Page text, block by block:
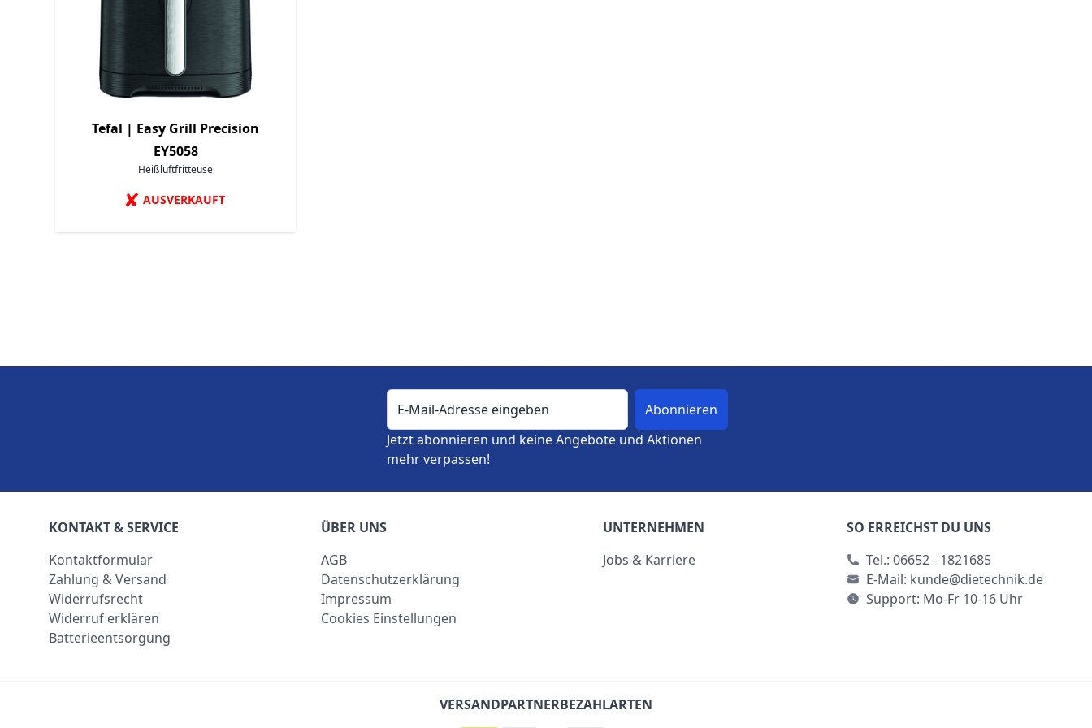
Tefal | Easy Grill Precision
EY5058
Heißluftfritteuse
✘ AUSVERKAUFT
E-Mail-Adresse
Jetzt abonnieren und keine Angebote und Aktionen
mehr verpassen!
KONTAKT & SERVICE
Kontaktformular
Zahlung & Versand
Widerrufsrecht
Widerruf erklären
Batterieentsorgung
ÜBER UNS
AGB
Datenschutzerklärung
Impressum
Cookies Einstellungen
UNTERNEHMEN
Jobs & Karriere
SO ERREICHST DU UNS
Tel.: 06652 - 1821685
E-Mail: kunde@dietechnik.de
Support: Mo-Fr 10-16 Uhr
VERSANDPARTNERBEZAHLARTEN